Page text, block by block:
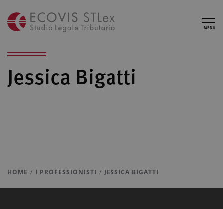
MENU
Jessica Bigatti
HOME I PROFESSIONISTI JESSICA BIGATTI